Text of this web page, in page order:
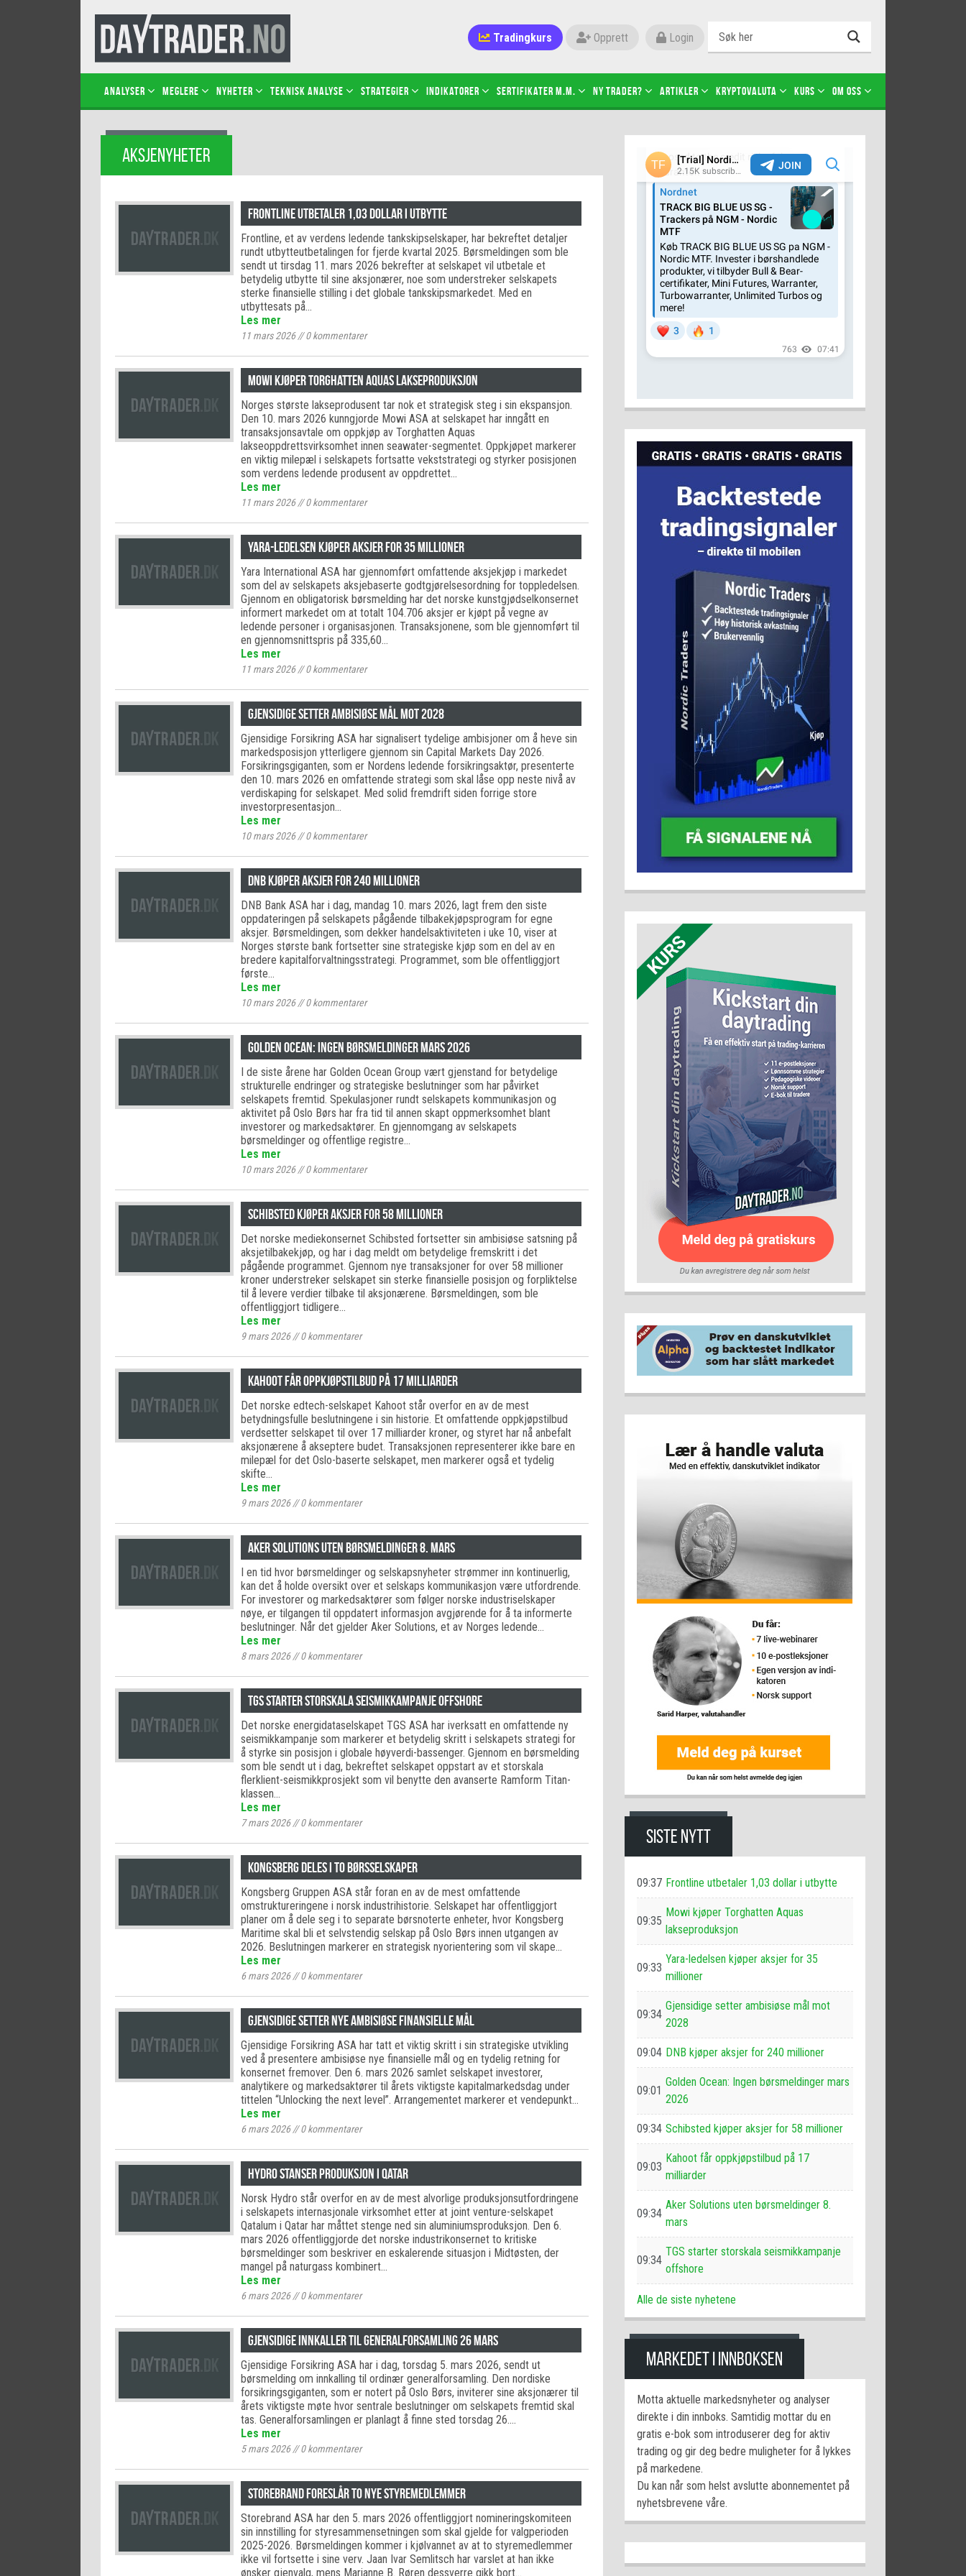
Tradingkurs Opprett Login
Analyser Meglere Nyheter Teknisk analyse Strategier Indikatorer Sertifikater M.M. Ny trader? Artikler Kryptovaluta Kurs Om oss
AKSJENYHETER
Frontline utbetaler 1,03 dollar i utbytte
Frontline, et av verdens ledende tankskipselskaper, har bekreftet detaljer
rundt utbytteutbetalingen for fjerde kvartal 2025. Børsmeldingen som ble
sendt ut tirsdag 11. mars 2026 bekrefter at selskapet vil utbetale et
betydelig utbytte til sine aksjonærer, noe som understreker selskapets
sterke finansielle stilling i det globale tankskipsmarkedet. Med en
utbyttesats på…
Les mer
11 mars 2026//0kommentarer
Mowi kjøper Torghatten Aquas lakseproduksjon
Norges største lakseprodusent tar nok et strategisk steg i sin ekspansjon.
Den 10. mars 2026 kunngjorde Mowi ASA at selskapet har inngått en
transaksjonsavtale om oppkjøp av Torghatten Aquas
lakseoppdrettsvirksomhet innen seawater-segmentet. Oppkjøpet markerer
en viktig milepæl i selskapets fortsatte vekststrategi og styrker posisjonen
som verdens ledende produsent av oppdrettet…
Les mer
11 mars 2026//0kommentarer
Yara-ledelsen kjøper aksjer for 35 millioner
Yara International ASA har gjennomført omfattende aksjekjøp i markedet
som del av selskapets aksjebaserte godtgjørelsesordning for toppledelsen.
Gjennom en obligatorisk børsmelding har det norske kunstgjødselkonsernet
informert markedet om at totalt 104.706 aksjer er kjøpt på vegne av
ledende personer i organisasjonen. Transaksjonene, som ble gjennomført til
en gjennomsnittspris på 335,60…
Les mer
11 mars 2026//0kommentarer
Gjensidige setter ambisiøse mål mot 2028
Gjensidige Forsikring ASA har signalisert tydelige ambisjoner om å heve sin
markedsposisjon ytterligere gjennom sin Capital Markets Day 2026.
Forsikringsgiganten, som er Nordens ledende forsikringsaktør, presenterte
den 10. mars 2026 en omfattende strategi som skal låse opp neste nivå av
verdiskaping for selskapet. Med solid fremdrift siden forrige store
investorpresentasjon…
Les mer
10 mars 2026//0kommentarer
DNB kjøper aksjer for 240 millioner
DNB Bank ASA har i dag, mandag 10. mars 2026, lagt frem den siste
oppdateringen på selskapets pågående tilbakekjøpsprogram for egne
aksjer. Børsmeldingen, som dekker handelsaktiviteten i uke 10, viser at
Norges største bank fortsetter sine strategiske kjøp som en del av en
bredere kapitalforvaltningsstrategi. Programmet, som ble offentliggjort
første…
Les mer
10 mars 2026//0kommentarer
Golden Ocean: Ingen børsmeldinger mars 2026
I de siste årene har Golden Ocean Group vært gjenstand for betydelige
strukturelle endringer og strategiske beslutninger som har påvirket
selskapets fremtid. Spekulasjoner rundt selskapets kommunikasjon og
aktivitet på Oslo Børs har fra tid til annen skapt oppmerksomhet blant
investorer og markedsaktører. En gjennomgang av selskapets
børsmeldinger og offentlige registre…
Les mer
10 mars 2026//0kommentarer
Schibsted kjøper aksjer for 58 millioner
Det norske mediekonsernet Schibsted fortsetter sin ambisiøse satsning på
aksjetilbakekjøp, og har i dag meldt om betydelige fremskritt i det
pågående programmet. Gjennom nye transaksjoner for over 58 millioner
kroner understreker selskapet sin sterke finansielle posisjon og forpliktelse
til å levere verdier tilbake til aksjonærene. Børsmeldingen, som ble
offentliggjort tidligere…
Les mer
9 mars 2026//0kommentarer
Kahoot får oppkjøpstilbud på 17 milliarder
Det norske edtech-selskapet Kahoot står overfor en av de mest
betydningsfulle beslutningene i sin historie. Et omfattende oppkjøpstilbud
verdsetter selskapet til over 17 milliarder kroner, og styret har nå anbefalt
aksjonærene å akseptere budet. Transaksjonen representerer ikke bare en
milepæl for det Oslo-baserte selskapet, men markerer også et tydelig
skifte…
Les mer
9 mars 2026//0kommentarer
Aker Solutions uten børsmeldinger 8. mars
I en tid hvor børsmeldinger og selskapsnyheter strømmer inn kontinuerlig,
kan det å holde oversikt over et selskaps kommunikasjon være utfordrende.
For investorer og markedsaktører som følger norske industriselskaper
nøye, er tilgangen til oppdatert informasjon avgjørende for å ta informerte
beslutninger. Når det gjelder Aker Solutions, et av Norges ledende…
Les mer
8 mars 2026//0kommentarer
TGS starter storskala seismikkampanje offshore
Det norske energidataselskapet TGS ASA har iverksatt en omfattende ny
seismikkampanje som markerer et betydelig skritt i selskapets strategi for
å styrke sin posisjon i globale høyverdi-bassenger. Gjennom en børsmelding
som ble sendt ut i dag, bekreftet selskapet oppstart av et storskala
flerklient-seismikkprosjekt som vil benytte den avanserte Ramform Titan-
klassen…
Les mer
7 mars 2026//0kommentarer
Kongsberg deles i to børsselskaper
Kongsberg Gruppen ASA står foran en av de mest omfattende
omstruktureringene i norsk industrihistorie. Selskapet har offentliggjort
planer om å dele seg i to separate børsnoterte enheter, hvor Kongsberg
Maritime skal bli et selvstendig selskap på Oslo Børs innen utgangen av
2026. Beslutningen markerer en strategisk nyorientering som vil skape…
Les mer
6 mars 2026//0kommentarer
Gjensidige setter nye ambisiøse finansielle mål
Gjensidige Forsikring ASA har tatt et viktig skritt i sin strategiske utvikling
ved å presentere ambisiøse nye finansielle mål og en tydelig retning for
konsernet fremover. Den 6. mars 2026 samlet selskapet investorer,
analytikere og markedsaktører til årets viktigste kapitalmarkedsdag under
tittelen “Unlocking the next level”. Arrangementet markerer et vendepunkt…
Les mer
6 mars 2026//0kommentarer
Hydro stanser produksjon i Qatar
Norsk Hydro står overfor en av de mest alvorlige produksjonsutfordringene
i selskapets internasjonale virksomhet etter at joint venture-selskapet
Qatalum i Qatar har måttet stenge ned sin aluminiumsproduksjon. Den 6.
mars 2026 offentliggjorde det norske industrikonsernet to kritiske
børsmeldinger som beskriver en eskalerende situasjon i Midtøsten, der
mangel på naturgass kombinert…
Les mer
6 mars 2026//0kommentarer
Gjensidige innkaller til generalforsamling 26 mars
Gjensidige Forsikring ASA har i dag, torsdag 5. mars 2026, sendt ut
børsmelding om innkalling til ordinær generalforsamling. Den nordiske
forsikringsgiganten, som er notert på Oslo Børs, inviterer sine aksjonærer til
årets viktigste møte hvor sentrale beslutninger om selskapets fremtid skal
tas. Generalforsamlingen er planlagt å finne sted torsdag 26.…
Les mer
5 mars 2026//0kommentarer
Storebrand foreslår to nye styremedlemmer
Storebrand ASA har den 5. mars 2026 offentliggjort nomineringskomiteen
sin innstilling for styresammensetningen som skal gjelde for valgperioden
2025-2026. Børsmeldingen kommer i kjølvannet av at to styremedlemmer
ikke vil fortsette i sine verv. Jaan Ivar Semlitsch har varslet at han ikke
ønsker gjenvalg, mens Marianne B. Røren dessverre gikk bort…
SISTE NYTT
09:37 Frontline utbetaler 1,03 dollar i utbytte
09:35
Mowi kjøper Torghatten Aquas
lakseproduksjon
09:33
Yara-ledelsen kjøper aksjer for 35
millioner
09:34
Gjensidige setter ambisiøse mål mot
2028
09:04 DNB kjøper aksjer for 240 millioner
09:01
Golden Ocean: Ingen børsmeldinger mars
2026
09:34 Schibsted kjøper aksjer for 58 millioner
09:03
Kahoot får oppkjøpstilbud på 17
milliarder
09:34
Aker Solutions uten børsmeldinger 8.
mars
09:34
TGS starter storskala seismikkampanje
offshore
Alle de siste nyhetene
MARKEDET I INNBOKSEN
Motta aktuelle markedsnyheter og analyser
direkte i din innboks. Samtidig mottar du en
gratis e-bok som introduserer deg for aktiv
trading og gir deg bedre muligheter for å lykkes
på markedene.
Du kan når som helst avslutte abonnementet på
nyhetsbrevene våre.